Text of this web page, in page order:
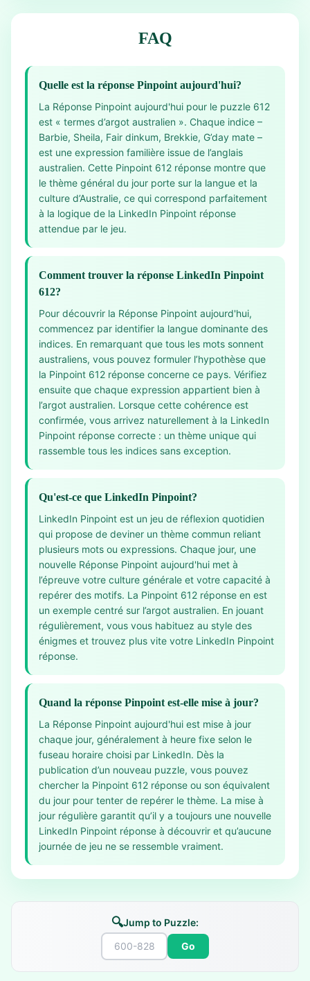
FAQ
Quelle est la réponse Pinpoint aujourd'hui?
La Réponse Pinpoint aujourd'hui pour le puzzle 612
est « termes d’argot australien ». Chaque indice –
Barbie, Sheila, Fair dinkum, Brekkie, G’day mate –
est une expression familière issue de l’anglais
australien. Cette Pinpoint 612 réponse montre que
le thème général du jour porte sur la langue et la
culture d’Australie, ce qui correspond parfaitement
à la logique de la LinkedIn Pinpoint réponse
attendue par le jeu.
Comment trouver la réponse LinkedIn Pinpoint
612?
Pour découvrir la Réponse Pinpoint aujourd'hui,
commencez par identifier la langue dominante des
indices. En remarquant que tous les mots sonnent
australiens, vous pouvez formuler l’hypothèse que
la Pinpoint 612 réponse concerne ce pays. Vérifiez
ensuite que chaque expression appartient bien à
l’argot australien. Lorsque cette cohérence est
confirmée, vous arrivez naturellement à la LinkedIn
Pinpoint réponse correcte : un thème unique qui
rassemble tous les indices sans exception.
Qu'est-ce que LinkedIn Pinpoint?
LinkedIn Pinpoint est un jeu de réflexion quotidien
qui propose de deviner un thème commun reliant
plusieurs mots ou expressions. Chaque jour, une
nouvelle Réponse Pinpoint aujourd'hui met à
l’épreuve votre culture générale et votre capacité à
repérer des motifs. La Pinpoint 612 réponse en est
un exemple centré sur l’argot australien. En jouant
régulièrement, vous vous habituez au style des
énigmes et trouvez plus vite votre LinkedIn Pinpoint
réponse.
Quand la réponse Pinpoint est-elle mise à jour?
La Réponse Pinpoint aujourd'hui est mise à jour
chaque jour, généralement à heure fixe selon le
fuseau horaire choisi par LinkedIn. Dès la
publication d’un nouveau puzzle, vous pouvez
chercher la Pinpoint 612 réponse ou son équivalent
du jour pour tenter de repérer le thème. La mise à
jour régulière garantit qu’il y a toujours une nouvelle
LinkedIn Pinpoint réponse à découvrir et qu’aucune
journée de jeu ne se ressemble vraiment.
🔍Jump to Puzzle:
Go